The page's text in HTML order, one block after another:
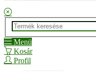
Menü
Kosár
Profil